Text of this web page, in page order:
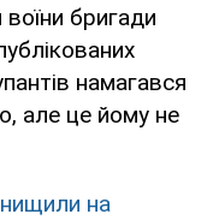
бригади
намагався
але це йому не
на